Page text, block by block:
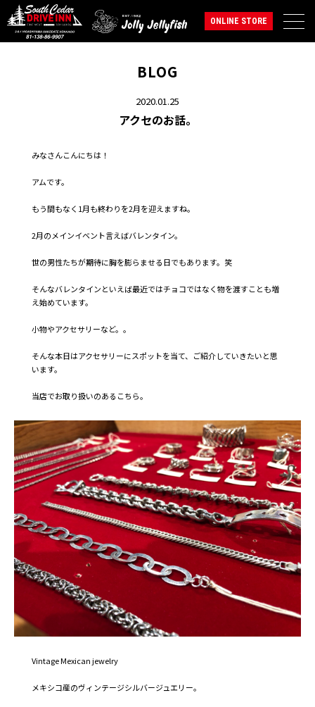
ONLINE STORE
BLOG
2020.01.25
アクセのお話。
みなさんこんにちは！
アムです。
もう間もなく1月も終わりを2月を迎えますね。
2月のメインイベント言えばバレンタイン。
世の男性たちが期待に胸を膨らませる日でもあります。笑
そんなバレンタインといえば最近ではチョコではなく物を渡すことも増
え始めています。
小物やアクセサリーなど。。
そんな本日はアクセサリーにスポットを当て、ご紹介していきたいと思
います。
当店でお取り扱いのあるこちら。
Vintage Mexican jewelry
メキシコ産のヴィンテージシルバージュエリー。